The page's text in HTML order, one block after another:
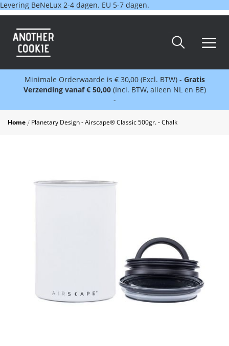
Levering BeNeLux 2-4 dagen. EU 5-7 dagen.
Minimale Orderwaarde is € 30,00 (Excl. BTW) - Gratis
Verzending vanaf € 50,00 (Incl. BTW, alleen NL en BE)
-
Home Planetary Design - Airscape® Classic 500gr. - Chalk